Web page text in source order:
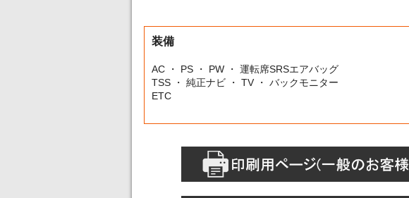
装備
AC ・ PS ・ PW ・ 運転席SRSエアバッグ
TSS ・ 純正ナビ ・ TV ・ バックモニター
ETC